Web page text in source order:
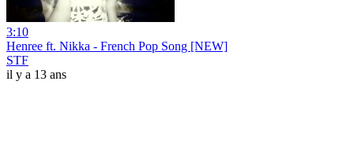
3:10
Henree ft. Nikka - French Pop Song [NEW]
STF
il y a 13 ans